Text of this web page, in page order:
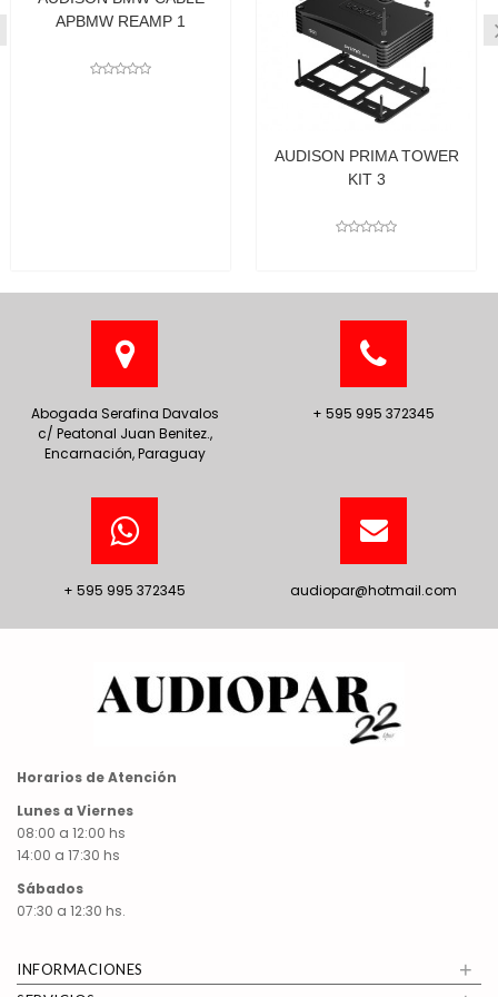
1
AUDISON PRIMA TOWER
APBMW
Abogada Serafina Davalos
c/ Peatonal Juan Benitez.,
Encarnación, Paraguay
+ 595 995 372345
+ 595 995 372345 audiopar@hotmail.com
Horarios de Atención
Lunes a Viernes
08:00 a 12:00 hs
14:00 a 17:30 hs
Sábados
07:30 a 12:30 hs.
INFORMACIONES +